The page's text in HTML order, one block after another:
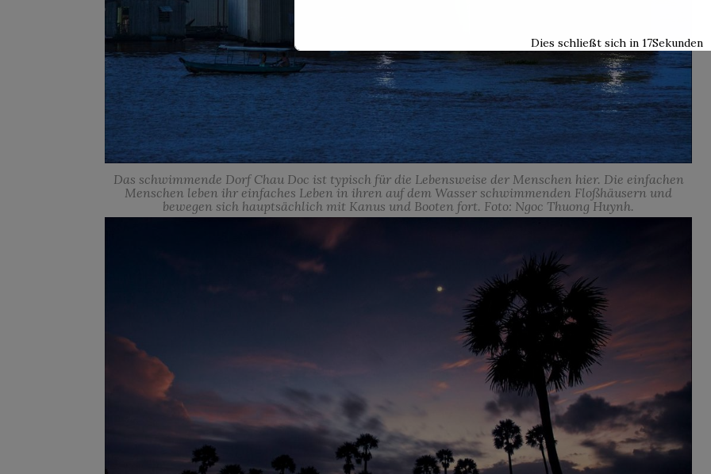
Das schwimmende Dorf Chau Doc ist typisch für die Lebensweise der Menschen hier. Die einfachen
Menschen leben ihr einfaches Leben in ihren auf dem Wasser schwimmenden Floßhäusern und
bewegen sich hauptsächlich mit Kanus und Booten fort. Foto: Ngoc Thuong Huynh.
Dies schließt sich in 15Sekunden